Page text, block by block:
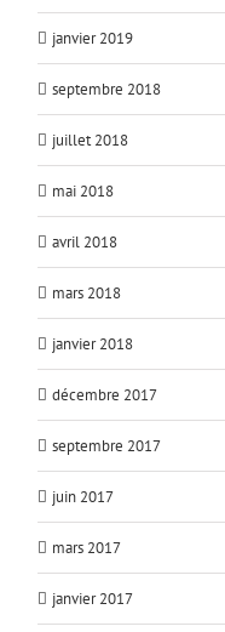
janvier 2019
septembre 2018
juillet 2018
mai 2018
avril 2018
mars 2018
janvier 2018
décembre 2017
septembre 2017
juin 2017
mars 2017
janvier 2017